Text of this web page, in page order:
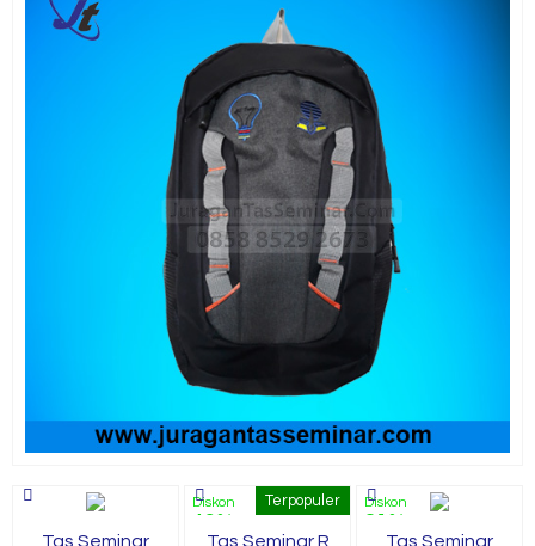
Tas Seminar
Terpopuler
Diskon
49%
Tas Seminar R
Diskon
21%
Tas Seminar